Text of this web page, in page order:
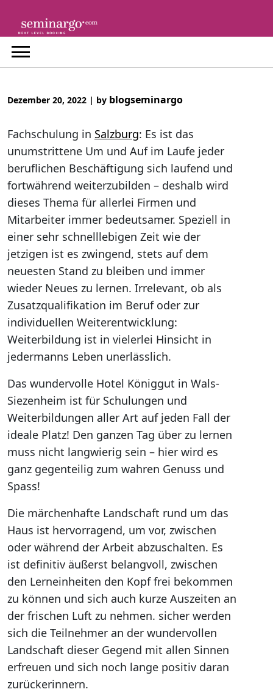
content
Dezember 20, 2022 | by blogseminargo
Fachschulung in Salzburg: Es ist das
unumstrittene Um und Auf im Laufe jeder
beruflichen Beschäftigung sich laufend und
fortwährend weiterzubilden – deshalb wird
dieses Thema für allerlei Firmen und
Mitarbeiter immer bedeutsamer. Speziell in
einer sehr schnelllebigen Zeit wie der
jetzigen ist es zwingend, stets auf dem
neuesten Stand zu bleiben und immer
wieder Neues zu lernen. Irrelevant, ob als
Zusatzqualifikation im Beruf oder zur
individuellen Weiterentwicklung:
Weiterbildung ist in vielerlei Hinsicht in
jedermanns Leben unerlässlich.
Das wundervolle Hotel Königgut in Wals-
Siezenheim ist für Schulungen und
Weiterbildungen aller Art auf jeden Fall der
ideale Platz! Den ganzen Tag über zu lernen
muss nicht langwierig sein – hier wird es
ganz gegenteilig zum wahren Genuss und
Spass!
Die märchenhafte Landschaft rund um das
Haus ist hervorragend, um vor, zwischen
oder während der Arbeit abzuschalten. Es
ist definitiv äußerst belangvoll, zwischen
den Lerneinheiten den Kopf frei bekommen
zu können und sich auch kurze Auszeiten an
der frischen Luft zu nehmen. sicher werden
sich die Teilnehmer an der wundervollen
Landschaft dieser Gegend mit allen Sinnen
erfreuen und sich noch lange positiv daran
zurückerinnern.